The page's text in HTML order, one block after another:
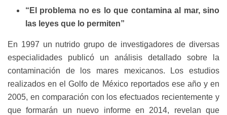
“El problema no es lo que contamina al mar, sino
las leyes que lo permiten”
En 1997 un nutrido grupo de investigadores de diversas
especialidades publicó un análisis detallado sobre la
contaminación de los mares mexicanos. Los estudios
realizados en el Golfo de México reportados ese año y en
2005, en comparación con los efectuados recientemente y
que formarán un nuevo informe en 2014, revelan que